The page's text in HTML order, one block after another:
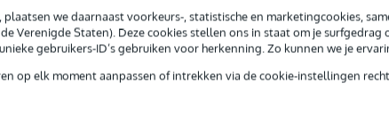
we daarnaast voorkeurs-, statistische en marketingcookies,
Verenigde Staten). Deze cookies stellen ons in staat om je
gebruikers-ID’s gebruiken voor herkenning. Zo kunnen we je
op elk moment aanpassen of intrekken via de cookie-instellingen
Vergelijken
In mijn winkelwagen
Vergelijken
In mijn